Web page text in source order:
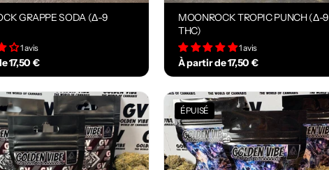
GRAPPE SODA (Δ-9
1 avis
17,50 €
MOONROCK TROPIC PUNCH (Δ-9
THC)
1 avis
À partir de 17,50 €
ÉPUISÉ